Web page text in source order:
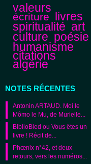
valeurs
écriture livres
spiritualité art
culture poésie
humanisme
citations
algérie
NOTES RÉCENTES
Antonin ARTAUD. Moi le
Mômo le Mu, de Murielle...
BiblioBled ou Vous êtes un
livre ! Récit de...
Phœnix n°42, et deux
retours, vers les numéros...